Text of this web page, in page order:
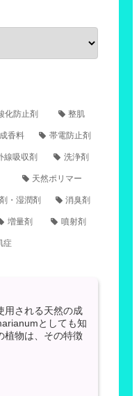
化防止剤 整肌
香料 帯電防止剤
線吸収剤 洗浄剤
天然ポリマー
・湿潤剤 消臭剤
増量剤 噴射剤
症
用される天然の成
としても知
植物は、その特徴